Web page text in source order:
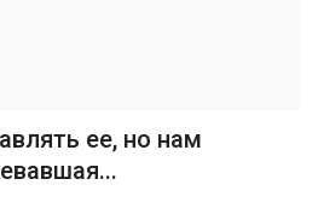
ее, но нам